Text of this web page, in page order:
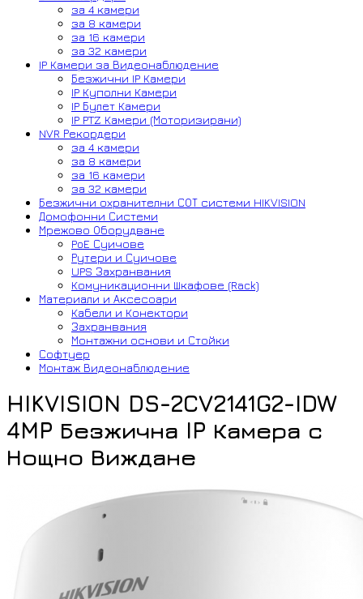
за 4 камери
за 8 камери
за 16 камери
за 32 камери
IP Камери за Видеонаблюдение
Безжични IP Камери
IP Куполни Камери
IP Булет Камери
IP PTZ Камери (Моторизирани)
NVR Рекордери
за 4 камери
за 8 камери
за 16 камери
за 32 камери
Безжични охранителни СОТ системи HIKVISION
Домофонни Системи
Мрежово Оборудване
PoE Суичове
Рутери и Суичове
UPS Захранвания
Комуникационни Шкафове (Rack)
Материали и Аксесоари
Кабели и Конектори
Захранвания
Монтажни основи и Стойки
Софтуер
Монтаж Видеонаблюдение
HIKVISION DS-2CV2141G2-IDW
4MP Безжична IP Камера с
Нощно Виждане